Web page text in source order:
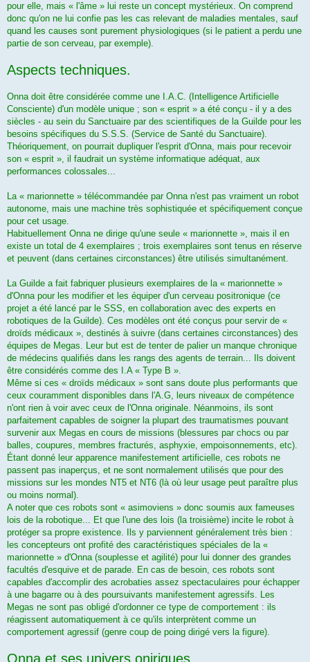
pour elle, mais « l'âme » lui reste un concept mystérieux. On comprend
donc qu'on ne lui confie pas les cas relevant de maladies mentales, sauf
quand les causes sont purement physiologiques (si le patient a perdu une
partie de son cerveau, par exemple).
Aspects techniques.
Onna doit être considérée comme une I.A.C. (Intelligence Artificielle
Consciente) d'un modèle unique ; son « esprit » a été conçu - il y a des
siècles - au sein du Sanctuaire par des scientifiques de la Guilde pour les
besoins spécifiques du S.S.S. (Service de Santé du Sanctuaire).
Théoriquement, on pourrait dupliquer l'esprit d'Onna, mais pour recevoir
son « esprit », il faudrait un système informatique adéquat, aux
performances colossales...
La « marionnette » télécommandée par Onna n'est pas vraiment un robot
autonome, mais une machine très sophistiquée et spécifiquement conçue
pour cet usage.
Habituellement Onna ne dirige qu'une seule « marionnette », mais il en
existe un total de 4 exemplaires ; trois exemplaires sont tenus en réserve
et peuvent (dans certaines circonstances) être utilisés simultanément.
La Guilde a fait fabriquer plusieurs exemplaires de la « marionnette »
d'Onna pour les modifier et les équiper d'un cerveau positronique (ce
projet a été lancé par le SSS, en collaboration avec des experts en
robotiques de la Guilde). Ces modèles ont été conçus pour servir de «
droïds médicaux », destinés à suivre (dans certaines circonstances) des
équipes de Megas. Leur but est de tenter de palier un manque chronique
de médecins qualifiés dans les rangs des agents de terrain... Ils doivent
être considérés comme des I.A « Type B ».
Même si ces « droïds médicaux » sont sans doute plus performants que
ceux couramment disponibles dans l'A.G, leurs niveaux de compétence
n'ont rien à voir avec ceux de l'Onna originale. Néanmoins, ils sont
parfaitement capables de soigner la plupart des traumatismes pouvant
survenir aux Megas en cours de missions (blessures par chocs ou par
balles, coupures, membres fracturés, asphyxie, empoisonnements, etc).
Étant donné leur apparence manifestement artificielle, ces robots ne
passent pas inaperçus, et ne sont normalement utilisés que pour des
missions sur les mondes NT5 et NT6 (là où leur usage peut paraître plus
ou moins normal).
A noter que ces robots sont « asimoviens » donc soumis aux fameuses
lois de la robotique... Et que l'une des lois (la troisième) incite le robot à
protéger sa propre existence. Ils y parviennent généralement très bien :
les concepteurs ont profité des caractéristiques spéciales de la «
marionnette » d'Onna (souplesse et agilité) pour lui donner des grandes
facultés d'esquive et de parade. En cas de besoin, ces robots sont
capables d'accomplir des acrobaties assez spectaculaires pour échapper
à une bagarre ou à des poursuivants manifestement agressifs. Les
Megas ne sont pas obligé d'ordonner ce type de comportement : ils
réagissent automatiquement à ce qu'ils interprètent comme un
comportement agressif (genre coup de poing dirigé vers la figure).
Onna et ses univers oniriques.